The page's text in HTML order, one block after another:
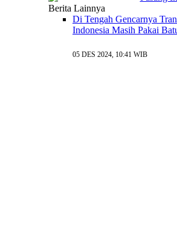
Berita Lainnya
Di Tengah Gencarnya
Indonesia Masih Pakai
05 DES 2024, 10:41 WIB